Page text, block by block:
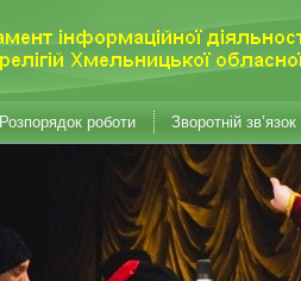
Розпорядок роботи Зворотній зв’язок